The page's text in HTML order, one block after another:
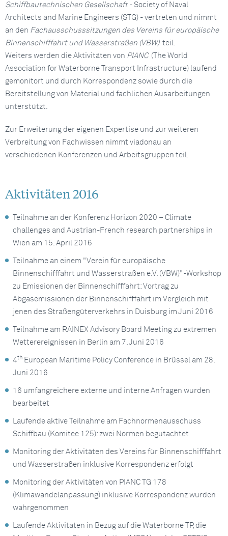
Schiffbautechnischen Gesellschaft- Society of Naval
Architects and Marine Engineers (STG) - vertreten und nimmt
an den Fachausschusssitzungen des Vereins für europäische
Binnenschifffahrt und Wasserstraßen (VBW) teil.
Weiters werden die Aktivitäten von PIANC (The World
Association for Waterborne Transport Infrastructure) laufend
gemonitort und durch Korrespondenz sowie durch die
Bereitstellung von Material und fachlichen Ausarbeitungen
unterstützt.
Zur Erweiterung der eigenen Expertise und zur weiteren
Verbreitung von Fachwissen nimmt viadonau an
verschiedenen Konferenzen und Arbeitsgruppen teil.
Aktivitäten 2016
Teilnahme an der Konferenz Horizon 2020 – Climate
challenges and Austrian-French research partnerships in
Wien am 15. April 2016
Teilnahme an einem "Verein für europäische
Binnenschifffahrt und Wasserstraßen e.V. (VBW)"-Workshop
zu Emissionen der Binnenschifffahrt: Vortrag zu
Abgasemissionen der Binnenschifffahrt im Vergleich mit
jenen des Straßengüterverkehrs in Duisburg im Juni 2016
Teilnahme am RAINEX Advisory Board Meeting zu extremen
Wetterereignissen in Berlin am 7. Juni 2016
4th European Maritime Policy Conference in Brüssel am 28.
Juni 2016
16 umfangreichere externe und interne Anfragen wurden
bearbeitet
Laufende aktive Teilnahme am Fachnormenausschuss
Schiffbau (Komitee 125): zwei Normen begutachtet
Monitoring der Aktivitäten des Vereins für Binnenschifffahrt
und Wasserstraßen inklusive Korrespondenz erfolgt
Monitoring der Aktivitäten von PIANC TG 178
(Klimawandelanpassung) inklusive Korrespondenz wurden
wahrgenommen
Laufende Aktivitäten in Bezug auf die Waterborne TP, die